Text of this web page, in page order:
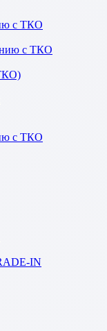
с ТКО
с ТКО
с ТКО
IN